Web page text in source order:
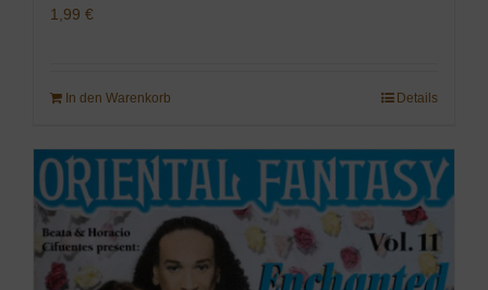
1,99 €
In den Warenkorb Details